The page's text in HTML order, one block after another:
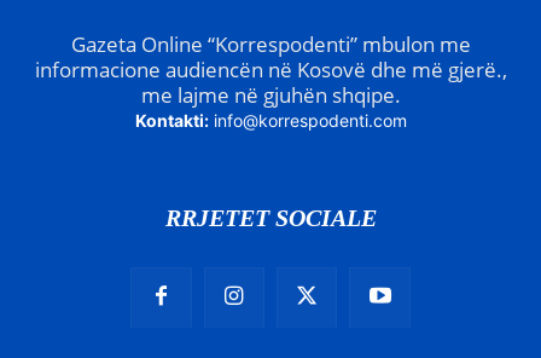
Gazeta Online “Korrespodenti” mbulon me
informacione audiencën në Kosovë dhe më gjerë.,
me lajme në gjuhën shqipe.
Kontakti: info@korrespodenti.com
RRJETET SOCIALE